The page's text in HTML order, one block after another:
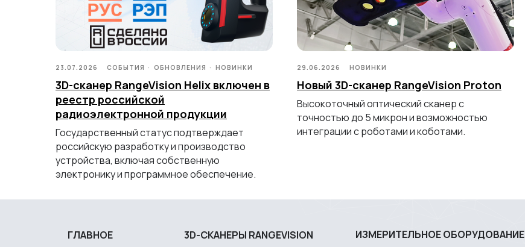
23.07.2026 СОБЫТИЯ ОБНОВЛЕНИЯ НОВИНКИ
3D-сканер RangeVision Helix включен в
реестр российской
радиоэлектронной продукции
Государственный статус подтверждает
российскую разработку и производство
устройства, включая собственную
электронику и программное обеспечение.
29.06.2026 НОВИНКИ
Новый 3D-сканер RangeVision Proton
Высокоточный оптический сканер с
точностью до 5 микрон и возможностью
интеграции с роботами и коботами.
ИЗМЕРИТЕЛЬНОЕ ОБОРУДОВАНИЕ
3D-СКАНЕРЫ RANGEVISION
ГЛАВНОЕ